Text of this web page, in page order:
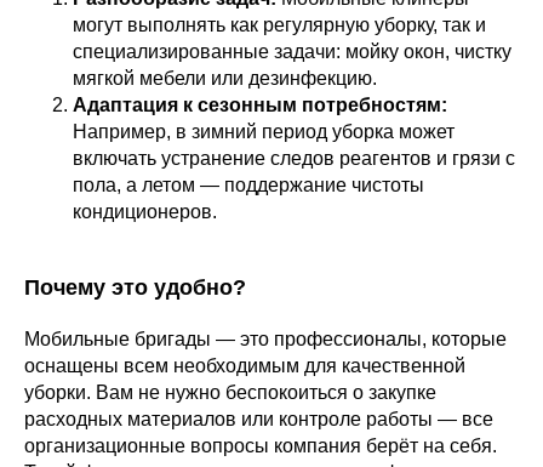
могут выполнять как регулярную уборку, так и
специализированные задачи: мойку окон, чистку
мягкой мебели или дезинфекцию.
Адаптация к сезонным потребностям:
Например, в зимний период уборка может
включать устранение следов реагентов и грязи с
пола, а летом — поддержание чистоты
кондиционеров.
Почему это удобно?
Мобильные бригады — это профессионалы, которые
оснащены всем необходимым для качественной
уборки. Вам не нужно беспокоиться о закупке
расходных материалов или контроле работы — все
организационные вопросы компания берёт на себя.